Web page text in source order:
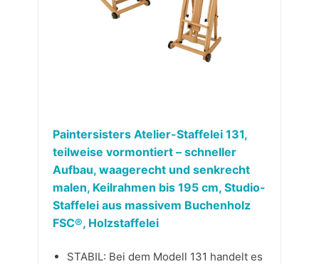
Paintersisters Atelier-Staffelei 131,
teilweise vormontiert – schneller
Aufbau, waagerecht und senkrecht
malen, Keilrahmen bis 195 cm, Studio-
Staffelei aus massivem Buchenholz
FSC®, Holzstaffelei
STABIL: Bei dem Modell 131 handelt es